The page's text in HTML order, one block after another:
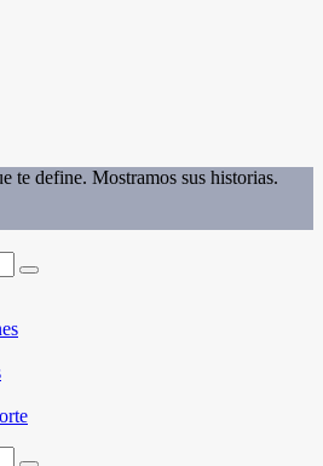
te define. Mostramos sus historias.